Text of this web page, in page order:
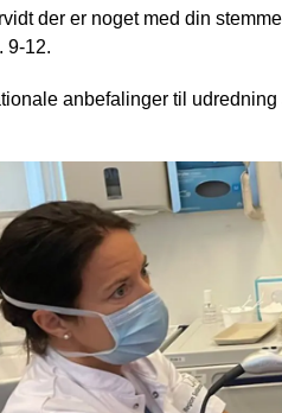
der er noget med din
9-12.
anbefalinger til udredning